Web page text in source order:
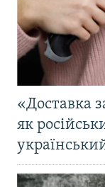
«Доставка
як